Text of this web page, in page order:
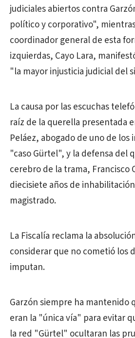
judiciales abiertos contra
político y corporativo",
coordinador general de esta
izquierdas, Cayo Lara,
"la mayor injusticia judicial del
La causa por las escuchas
raíz de la querella presentada
Peláez, abogado de uno de los
"caso Gürtel", y la defensa del
cerebro de la trama, Francisco
diecisiete años de
magistrado.
La Fiscalía reclama la
considerar que no cometió los
imputan.
Garzón siempre ha mantenido
eran la "única vía" para evitar
la red "Gürtel" ocultaran las